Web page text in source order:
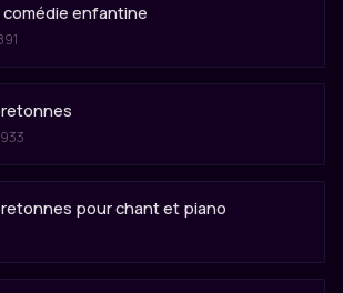
comédie enfantine
pour chant et piano